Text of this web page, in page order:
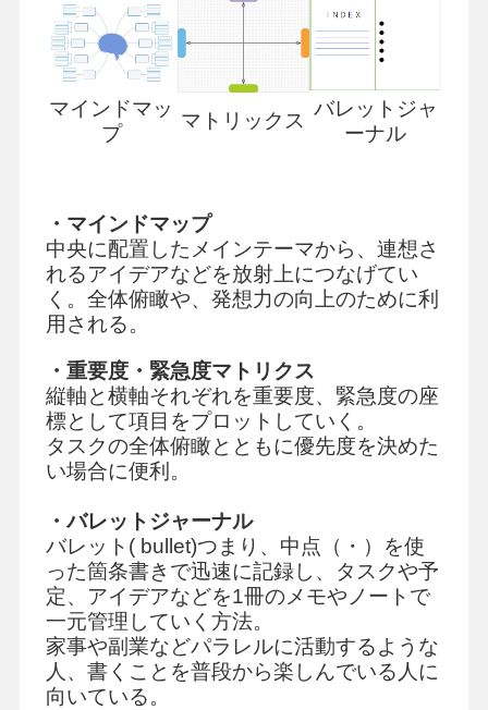
マインドマッ
プ
マトリックス
バレットジャ
ーナル
・マインドマップ
中央に配置したメインテーマから、連想さ
れるアイデアなどを放射上につなげてい
く。全体俯瞰や、発想力の向上のために利
用される。
・重要度・緊急度マトリクス
縦軸と横軸それぞれを重要度、緊急度の座
標として項目をプロットしていく。
タスクの全体俯瞰とともに優先度を決めた
い場合に便利。
・バレットジャーナル
バレット( bullet)つまり、中点（・）を使
った箇条書きで迅速に記録し、タスクや予
定、アイデアなどを1冊のメモやノートで
一元管理していく方法。
家事や副業などパラレルに活動するような
人、書くことを普段から楽しんでいる人に
向いている。